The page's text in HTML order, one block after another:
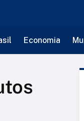
Economia